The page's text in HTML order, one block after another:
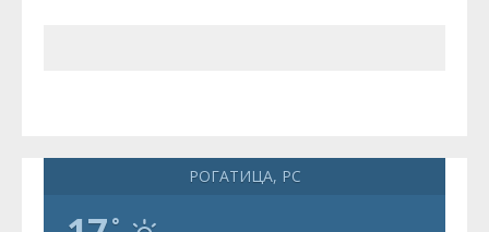
РОГАТИЦА, РС
°